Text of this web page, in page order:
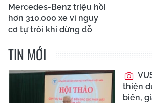
Mercedes-Benz triệu hồi
hơn 310.000 xe vì nguy
cơ tự trôi khi dừng đỗ
TIN MỚI
thiện
biến,